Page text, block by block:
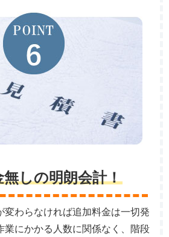
無しの明朗会計！
変わらなければ追加料金は一切発
業にかかる人数に関係なく、階段